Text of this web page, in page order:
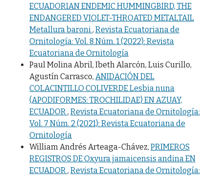
ECUADORIAN ENDEMIC HUMMINGBIRD, THE
ENDANGERED VIOLET-THROATED METALTAIL
Metallura baroni, Revista Ecuatoriana de
Ornitología: Vol. 8 Núm. 1 (2022): Revista
Ecuatoriana de Ornitología
Paul Molina Abril, Ibeth Alarcón, Luis Curillo,
Agustín Carrasco, ANIDACIÓN DEL
COLACINTILLO COLIVERDE Lesbia nuna
(APODIFORMES: TROCHILIDAE) EN AZUAY,
ECUADOR, Revista Ecuatoriana de Ornitología:
Vol. 7 Núm. 2 (2021): Revista Ecuatoriana de
Ornitología
William Andrés Arteaga-Chávez, PRIMEROS
REGISTROS DE Oxyura jamaicensis andina EN
ECUADOR, Revista Ecuatoriana de Ornitología: